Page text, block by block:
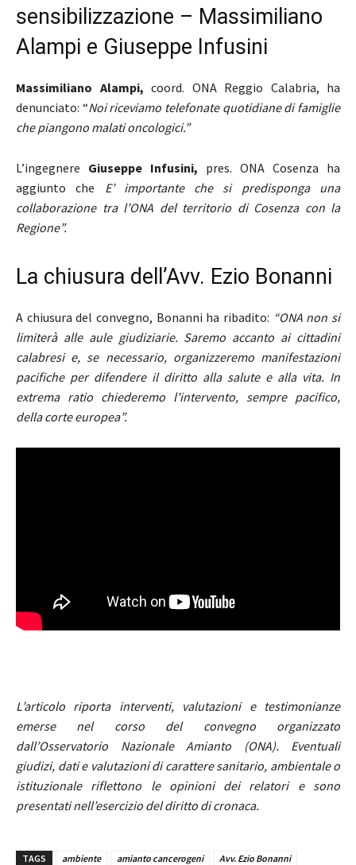
sensibilizzazione – Massimiliano
Alampi e Giuseppe Infusini
Massimiliano Alampi, coord. ONA Reggio Calabria, ha
denunciato: “Noi riceviamo telefonate quotidiane di famiglie
che piangono malati oncologici.”
L’ingegnere Giuseppe Infusini, pres. ONA Cosenza ha
aggiunto che E’ importante che si predisponga una
collaborazione tra l’ONA del territorio di Cosenza con la
Regione”.
La chiusura dell’Avv. Ezio Bonanni
A chiusura del convegno, Bonanni ha ribadito: “ONA non si
limiterà alle aule giudiziarie. Saremo accanto ai cittadini
calabresi e, se necessario, organizzeremo manifestazioni
pacifiche per difendere il diritto alla salute e alla vita. In
extrema ratio chiederemo l’intervento, sempre pacifico,
della corte europea”.
L’articolo riporta interventi, valutazioni e testimonianze
emerse nel corso del convegno organizzato
dall’Osservatorio Nazionale Amianto (ONA). Eventuali
giudizi, dati e valutazioni di carattere sanitario, ambientale o
istituzionale riflettono le opinioni dei relatori e sono
presentati nell’esercizio del diritto di cronaca.
TAGS ambiente amianto cancerogeni Avv. Ezio Bonanni